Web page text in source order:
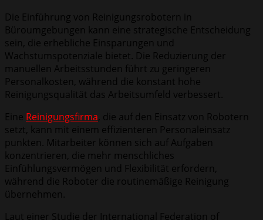
Die Einführung von Reinigungsrobotern in
Büroumgebungen kann eine strategische Entscheidung
sein, die erhebliche Einsparungen und
Wachstumspotenziale bietet. Die Reduzierung der
manuellen Arbeitsstunden führt zu geringeren
Personalkosten, während die konstant hohe
Reinigungsqualität das Arbeitsumfeld verbessert.
Eine Reinigungsfirma, die auf den Einsatz von Robotern
setzt, kann mit einem effizienteren Personaleinsatz
punkten. Mitarbeiter können sich auf Aufgaben
konzentrieren, die mehr menschliches
Einfühlungsvermögen und Flexibilität erfordern,
während die Roboter die routinemäßige Reinigung
übernehmen.
Laut einer Studie der International Federation of